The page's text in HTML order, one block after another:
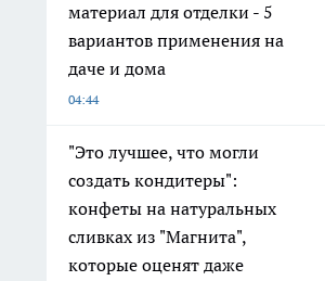
материал для отделки - 5
вариантов применения на
даче и дома
04:44
"Это лучшее, что могли
создать кондитеры":
конфеты на натуральных
сливках из "Магнита",
которые оценят даже